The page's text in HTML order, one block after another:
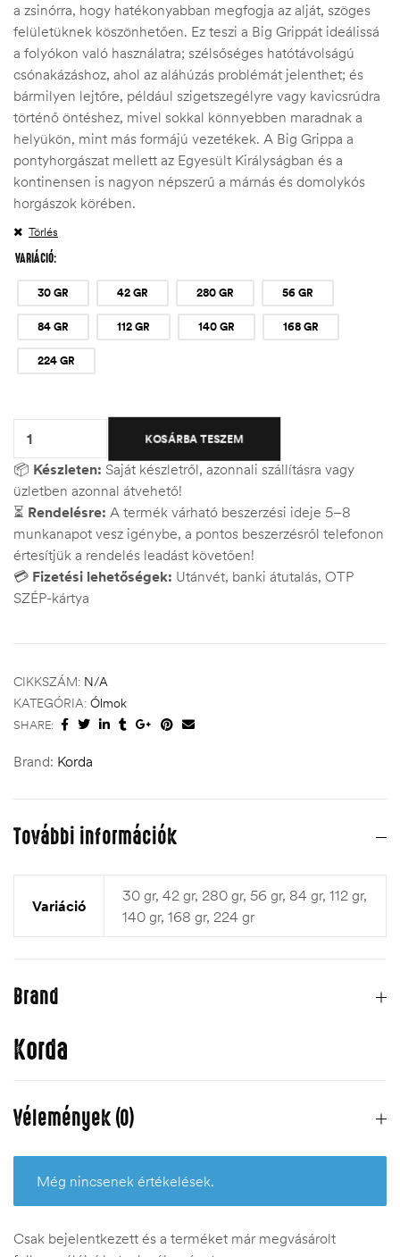
a zsinórra, hogy hatékonyabban megfogja az alját, szöges
felületüknek köszönhetően. Ez teszi a Big Grippát ideálissá
a folyókon való használatra; szélsőséges hatótávolságú
csónakázáshoz, ahol az aláhúzás problémát jelenthet; és
bármilyen lejtőre, például szigetszegélyre vagy kavicsrúdra
történő öntéshez, mivel sokkal könnyebben maradnak a
helyükön, mint más formájú vezetékek. A Big Grippa a
pontyhorgászat mellett az Egyesült Királyságban és a
kontinensen is nagyon népszerű a márnás és domolykós
horgászok körében.
VARIÁCIÓ
30 GR 42 GR 280 GR 56 GR
84 GR 112 GR 140 GR 168 GR
224 GR
Törlés
KOSÁRBA TESZEM
📦 Készleten: Saját készletről, azonnali szállításra vagy
üzletben azonnal átvehető!
⏳ Rendelésre: A termék várható beszerzési ideje 5–8
munkanapot vesz igénybe, a pontos beszerzésről telefonon
értesítjük a rendelés leadást követően!
💳 Fizetési lehetőségek: Utánvét, banki átutalás, OTP
SZÉP-kártya
CIKKSZÁM: N/A
KATEGÓRIA: Ólmok
SHARE:
Brand: Korda
További információk
Variáció
30 gr, 42 gr, 280 gr, 56 gr, 84 gr, 112 gr,
140 gr, 168 gr, 224 gr
Brand
Korda
Vélemények (0)
Még nincsenek értékelések.
Csak bejelentkezett és a terméket már megvásárolt